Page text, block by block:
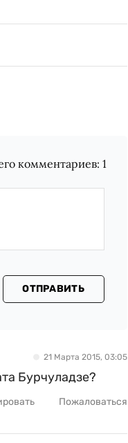
комментариев:1
ОТПРАВИТЬ
21 Марта 2015, 03:05
Бурчуладзе?
Пожаловаться